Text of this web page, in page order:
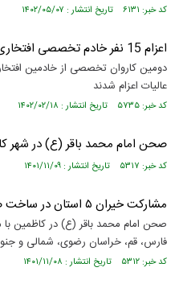
کد خبر: ۶۱۳۱ تاریخ انتشار : ۱۴۰۲/۰۵/۰۷
اعزام 15 نفر خادم تخصصی افتخاری به کاظمین
عالیات اعزام شدند
کد خبر: ۵۷۳۵ تاریخ انتشار : ۱۴۰۲/۰۲/۱۸
صحن امام محمد باقر (ع) در شهر
کد خبر: ۵۳۱۷ تاریخ انتشار : ۱۴۰۱/۱۱/۰۹
مشارکت خیران ۵ استان در ساخت صحن امام محمد باقر (ع) در کاظمین
صحن امام محمد باقر (ع) در کاظمین
فارس، قم، خراسان رضوی، شمالی و
کد خبر: ۵۳۱۲ تاریخ انتشار : ۱۴۰۱/۱۱/۰۸